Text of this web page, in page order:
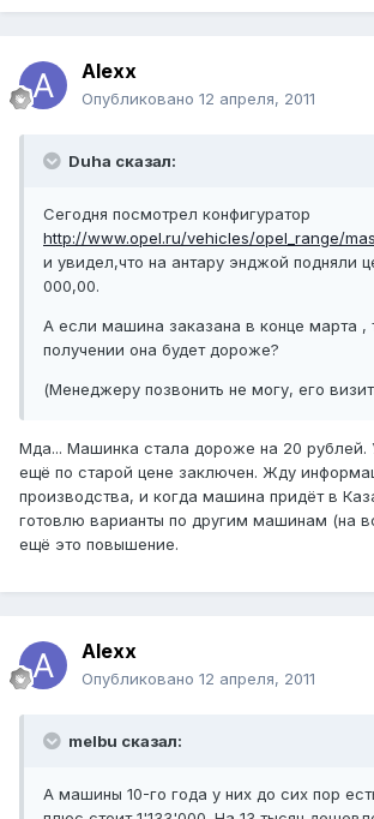
Alexx
Опубликовано 12 апреля, 2011
Duha сказал:
Сегодня посмотрел конфигуратор
http://www.opel.ru/vehicles/opel_range/
и увидел,что на антару энджой подняли
000,00.
А если машина заказана в конце марта ,
получении она будет дороже?
(Менеджеру позвонить не могу, его
Мда... Машинка стала дороже на 20 рублей.
ещё по старой цене заключен. Жду
производства, и когда машина придёт в
готовлю варианты по другим машинам (на
ещё это повышение.
Alexx
Опубликовано 12 апреля, 2011
melbu сказал:
А машины 10-го года у них до сих пор